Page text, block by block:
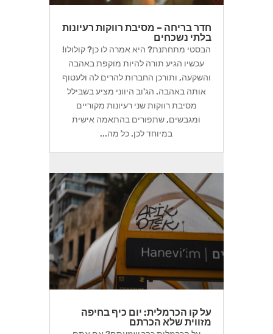
חדר בריחה – מסיבת רווקות רעיונות
בלתי נשכחים
הבסטי מתחתנת? היא אמרה לו כן? קולולו!
עכשיו הגיע תורה להיות מוקפת באהבה
והשקעה, ותורכן החברות להרים לה ולעטוף
אותה באהבה. הג'וב היווני מציע בשבילל
מסיבת רווקות שני רעיונות מקוריים
ומגבשים, שתפורים בהתאמה אישית
במיוחד לכן. כל מה...
על קו הכרמלית: יום כיף בחיפה
מזווית שלא הכרתם